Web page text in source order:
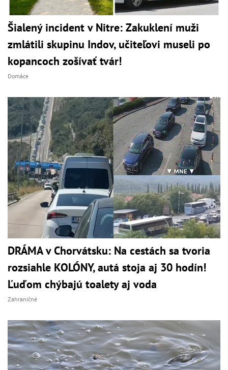
Šialený incident v Nitre: Zakuklení muži
zmlátili skupinu Indov, učiteľovi museli po
kopancoch zošívať tvár!
Domáce
DRÁMA v Chorvátsku: Na cestách sa tvoria
rozsiahle KOLÓNY, autá stoja aj 30 hodín!
Ľuďom chýbajú toalety aj voda
Zahraničné